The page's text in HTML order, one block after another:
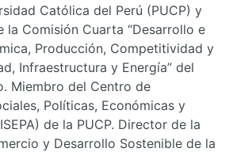
Católica del Perú (PUCP) y
la Comisión Cuarta “Desarrollo e
Producción, Competitividad y
Infraestructura y Energía” del
Miembro del Centro de
Políticas, Económicas y
de la PUCP. Director de la
y Desarrollo Sostenible de la